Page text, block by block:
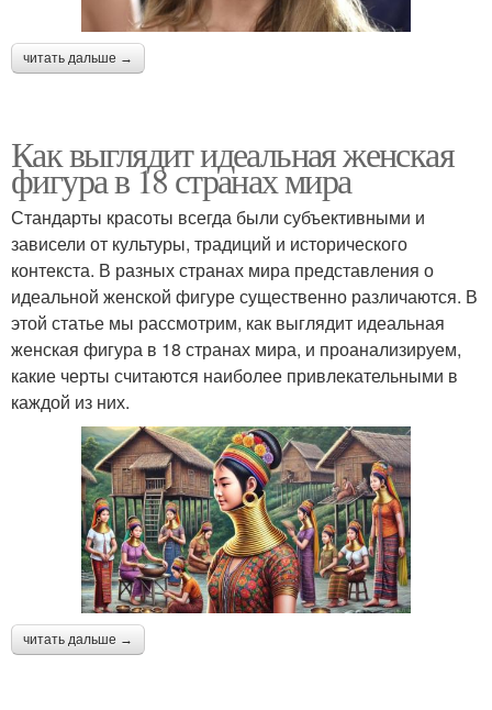
читать дальше →
Как выглядит идеальная женская
фигура в 18 странах мира
Стандарты красоты всегда были субъективными и
зависели от культуры, традиций и исторического
контекста. В разных странах мира представления о
идеальной женской фигуре существенно различаются. В
этой статье мы рассмотрим, как выглядит идеальная
женская фигура в 18 странах мира, и проанализируем,
какие черты считаются наиболее привлекательными в
каждой из них.
читать дальше →